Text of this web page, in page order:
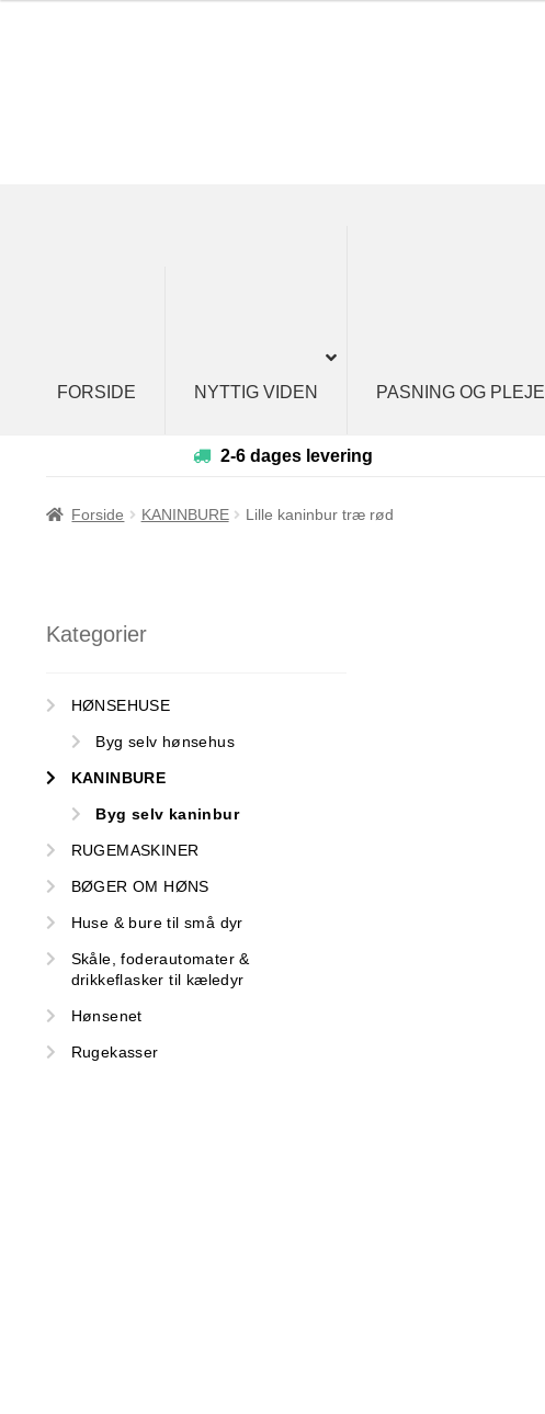
FORSIDE NYTTIG VIDEN PASNING OG PLEJE
2-6 dages levering
Forside KANINBURE Lille kaninbur træ rød
Kategorier
HØNSEHUSE
Byg selv hønsehus
KANINBURE
Byg selv kaninbur
RUGEMASKINER
BØGER OM HØNS
Huse & bure til små dyr
Skåle, foderautomater &
drikkeflasker til kæledyr
Hønsenet
Rugekasser